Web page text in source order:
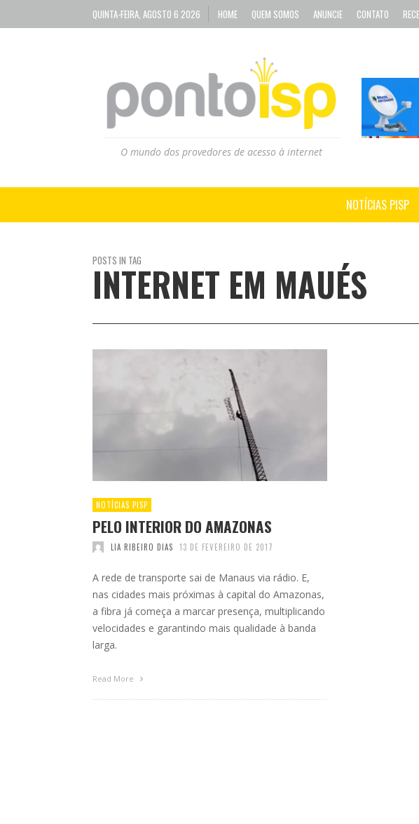
QUINTA-FEIRA, AGOSTO 6 2026 HOME QUEM SOMOS ANUNCIE CONTATO
O mundo dos provedores de acesso à internet
NOTÍCIAS PISP
POSTS IN TAG
INTERNET EM MAUÉS
NOTÍCIAS PISP
PELO INTERIOR DO AMAZONAS
LIA RIBEIRO DIAS 13 DE FEVEREIRO DE 2017
A rede de transporte sai de Manaus via rádio. E,
nas cidades mais próximas à capital do Amazonas,
a fibra já começa a marcar presença, multiplicando
velocidades e garantindo mais qualidade à banda
larga.
Read More